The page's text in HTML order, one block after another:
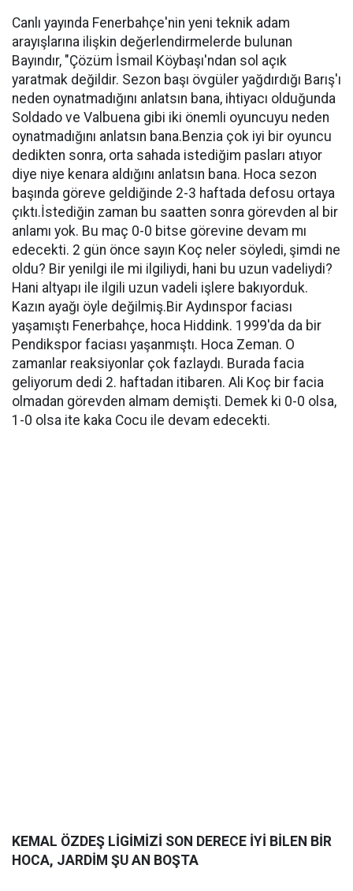
Canlı yayında Fenerbahçe'nin yeni teknik adam
arayışlarına ilişkin değerlendirmelerde bulunan
Bayındır, "Çözüm İsmail Köybaşı'ndan sol açık
yaratmak değildir. Sezon başı övgüler yağdırdığı Barış'ı
neden oynatmadığını anlatsın bana, ihtiyacı olduğunda
Soldado ve Valbuena gibi iki önemli oyuncuyu neden
oynatmadığını anlatsın bana.Benzia çok iyi bir oyuncu
dedikten sonra, orta sahada istediğim pasları atıyor
diye niye kenara aldığını anlatsın bana. Hoca sezon
başında göreve geldiğinde 2-3 haftada defosu ortaya
çıktı.İstediğin zaman bu saatten sonra görevden al bir
anlamı yok. Bu maç 0-0 bitse görevine devam mı
edecekti. 2 gün önce sayın Koç neler söyledi, şimdi ne
oldu? Bir yenilgi ile mi ilgiliydi, hani bu uzun vadeliydi?
Hani altyapı ile ilgili uzun vadeli işlere bakıyorduk.
Kazın ayağı öyle değilmiş.Bir Aydınspor faciası
yaşamıştı Fenerbahçe, hoca Hiddink. 1999'da da bir
Pendikspor faciası yaşanmıştı. Hoca Zeman. O
zamanlar reaksiyonlar çok fazlaydı. Burada facia
geliyorum dedi 2. haftadan itibaren. Ali Koç bir facia
olmadan görevden almam demişti. Demek ki 0-0 olsa,
1-0 olsa ite kaka Cocu ile devam edecekti.
KEMAL ÖZDEŞ LİGİMİZİ SON DERECE İYİ BİLEN BİR
HOCA, JARDİM ŞU AN BOŞTA